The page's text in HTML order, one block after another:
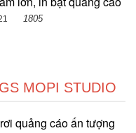
1805
MOPI STUDIO
quảng cáo ấn tượng